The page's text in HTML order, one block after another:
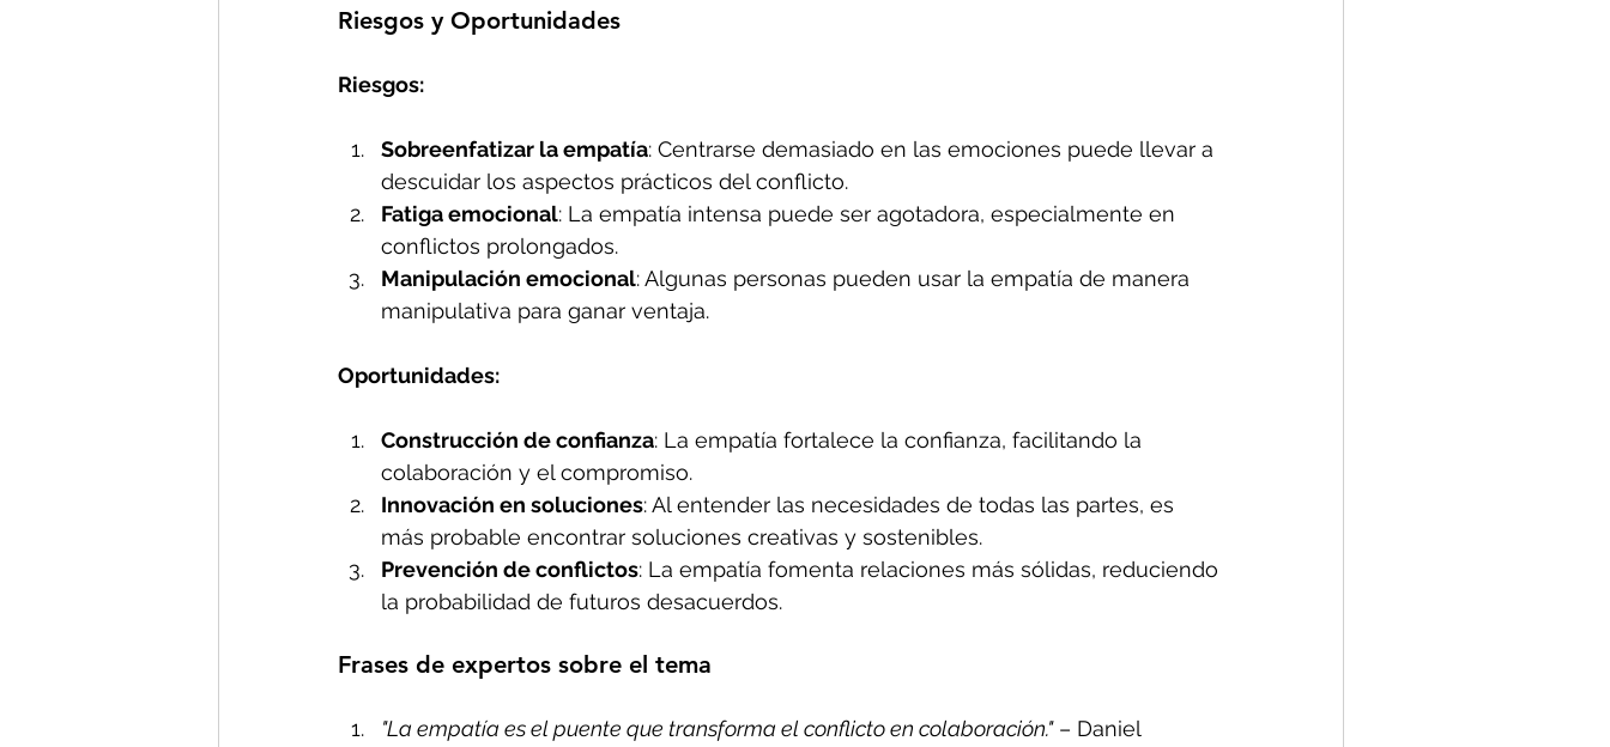
Riesgos y Oportunidades
Riesgos:
Sobreenfatizar la empatía: Centrarse demasiado en las emociones puede llevar a
descuidar los aspectos prácticos del conflicto.
Fatiga emocional: La empatía intensa puede ser agotadora, especialmente en
conflictos prolongados.
Manipulación emocional: Algunas personas pueden usar la empatía de manera
manipulativa para ganar ventaja.
Oportunidades:
Construcción de confianza: La empatía fortalece la confianza, facilitando la
colaboración y el compromiso.
Innovación en soluciones: Al entender las necesidades de todas las partes, es
más probable encontrar soluciones creativas y sostenibles.
Prevención de conflictos: La empatía fomenta relaciones más sólidas, reduciendo
la probabilidad de futuros desacuerdos.
Frases de expertos sobre el tema
"La empatía es el puente que transforma el conflicto en colaboración." – Daniel